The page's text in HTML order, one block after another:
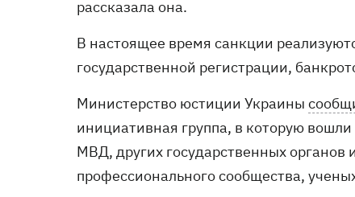
рассказала она.
В настоящее время санкции
государственной регистрации,
Министерство юстиции Украины
инициативная группа, в которую
МВД, других государственных
профессионального сообщества,